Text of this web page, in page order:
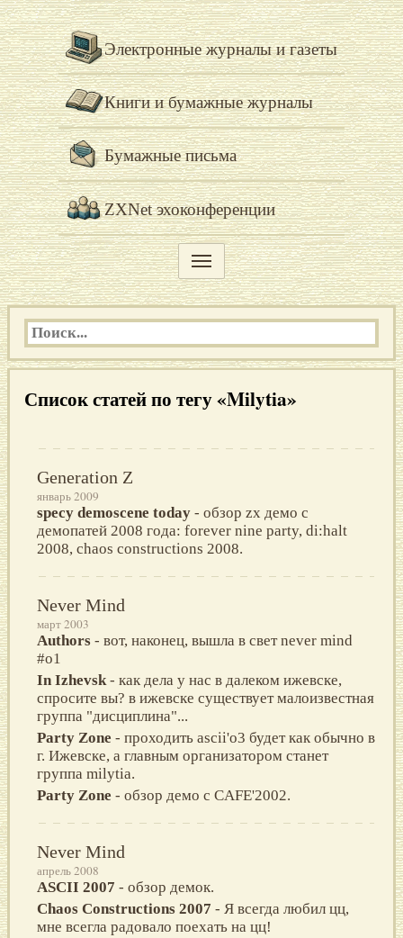
Электронные журналы и газеты
Книги и бумажные журналы
Бумажные письма
ZXNet эхоконференции
Список статей по тегу «Milytia»
Generation Z
январь 2009
specy demoscene today - обзор zx демо с
демопатей 2008 года: forever nine party, di:halt
2008, chaos constructions 2008.
Never Mind
март 2003
Authors - вот, наконец, вышла в свет never mind
#o1
In Izhevsk- как дела у нас в далеком ижевске,
спросите вы? в ижевске существует малоизвестная
группа "дисциплина"...
Party Zone - проходить ascii'o3 будет как обычно в
г. Ижевске, а главным организатором станет
группа milytia.
Party Zone - обзор демо с CAFE'2002.
Never Mind
апрель 2008
ASCII 2007 - обзор демок.
Chaos Constructions 2007 - Я всегда любил цц,
мне всегла радовало поехать на цц!